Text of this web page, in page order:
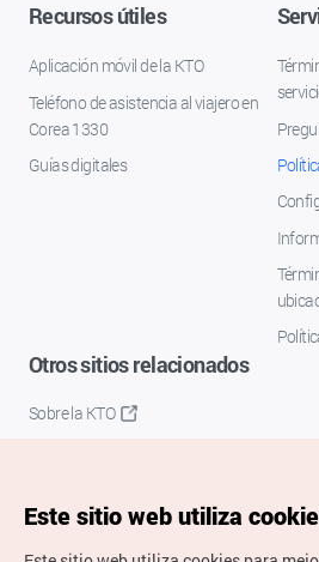
Recursos útiles
Aplicación móvil de la KTO
Teléfono de asistencia al viajero en
Corea 1330
Guías digitales
Otros sitios relacionados
Sobre la KTO
Este sitio web utiliza